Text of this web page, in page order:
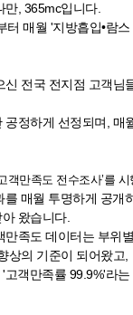
, 365mc입니다.
터 매월 '지방흡입•람
신 전국 전지점 고객님
공정하게 선정되며, 매
객만족도 전수조사’를
를 매월 투명하게 공개
왔습니다.
만족도 데이터는 부위
상의 기준이 되어왔고,
고객만족률 99.9%'라